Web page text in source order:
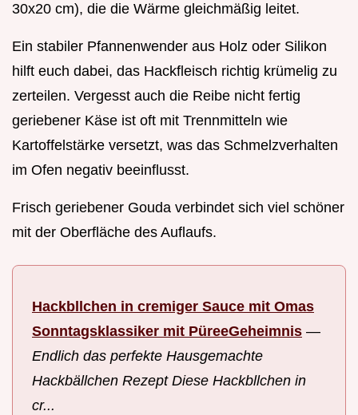
30x20 cm), die die Wärme gleichmäßig leitet.
Ein stabiler Pfannenwender aus Holz oder Silikon
hilft euch dabei, das Hackfleisch richtig krümelig zu
zerteilen. Vergesst auch die Reibe nicht fertig
geriebener Käse ist oft mit Trennmitteln wie
Kartoffelstärke versetzt, was das Schmelzverhalten
im Ofen negativ beeinflusst.
Frisch geriebener Gouda verbindet sich viel schöner
mit der Oberfläche des Auflaufs.
Hackbllchen in cremiger Sauce mit Omas
Sonntagsklassiker mit PüreeGeheimnis —
Endlich das perfekte Hausgemachte
Hackbällchen Rezept Diese Hackbllchen in
cr...